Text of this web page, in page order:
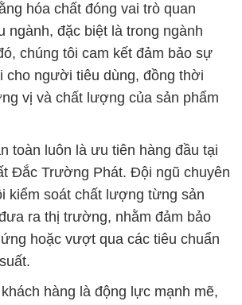
hóa chất đóng vai trò quan
ngành, đặc biệt là trong ngành
chúng tôi cam kết đảm bảo sự
cho người tiêu dùng, đồng thời
vị và chất lượng của sản phẩm
toàn luôn là ưu tiên hàng đầu tại
Đắc Trường Phát. Đội ngũ chuyên
kiểm soát chất lượng từng sản
ra thị trường, nhằm đảm bảo
hoặc vượt qua các tiêu chuẩn
hàng là động lực mạnh mẽ,